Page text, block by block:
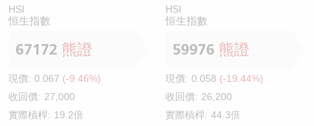
HSI
恒生指數
67172 熊證
現價: 0.067 (-9.46%)
收回價: 27,000
實際槓桿: 19.2倍
HSI
恒生指數
59976 熊證
現價: 0.058 (-19.44%)
收回價: 26,200
實際槓桿: 44.3倍